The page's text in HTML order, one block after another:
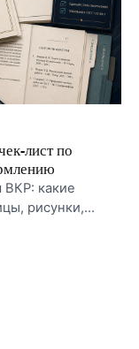
лист по
какие
рисунки,
проверяют